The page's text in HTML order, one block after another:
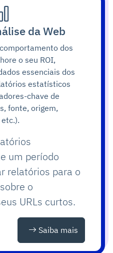
da Web
dos
o seu ROI,
essenciais dos
estatísticos
chave de
fonte, origem,
um período
relatórios para o
o
URLs curtos.
Saiba mais